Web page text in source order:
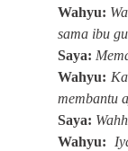
Wahyu:
sama ibu
Saya:
Wahyu:
membantu
Saya:
Wahyu: